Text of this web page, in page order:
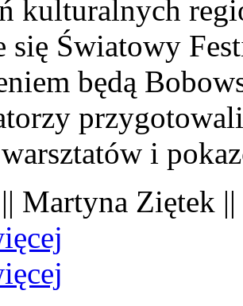
kulturalnych
się Światowy
będą
i
Martyna Ziętek